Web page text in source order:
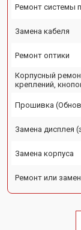
Ремонт системы
Замена кабеля
Ремонт оптики
Корпусный
креплений,
Прошивка
Замена дисплея
Замена корпуса
Ремонт или